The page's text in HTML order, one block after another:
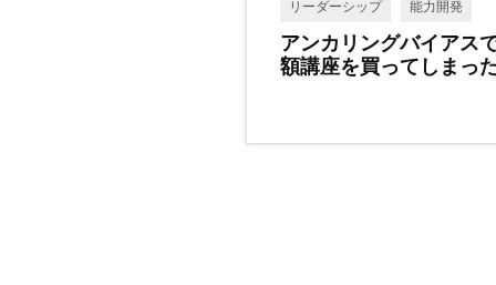
リーダーシップ 能力開発
アンカリングバイアス
額講座を買ってしまっ